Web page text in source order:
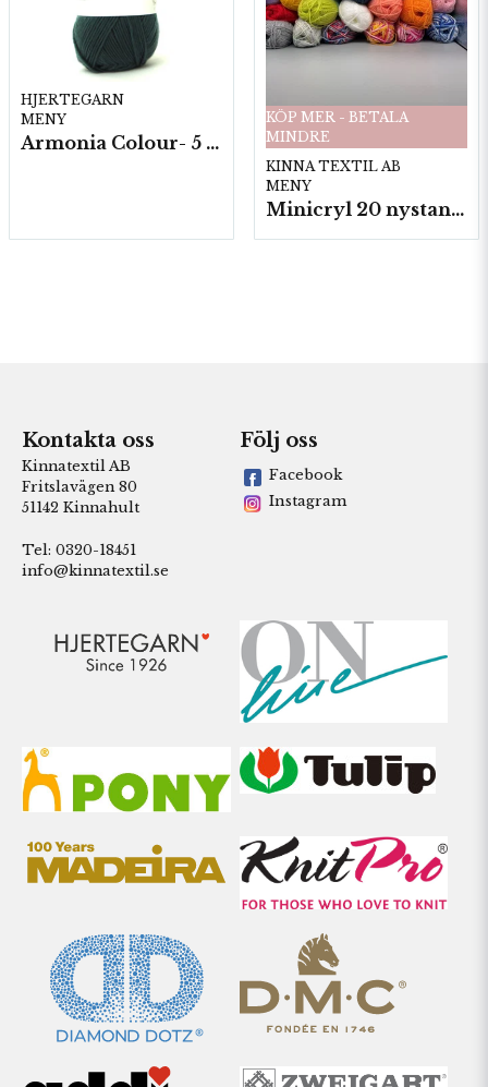
HJERTEGARN
MENY
Armonia Colour- 5 härv/fp. a100 g.
KÖP MER - BETALA
MINDRE
KINNA TEXTIL AB
MENY
Minicryl 20 nystan a25g./fp.
Kontakta oss
Kinnatextil AB
Fritslavägen 80
51142 Kinnahult
Tel: 0320-18451
info@kinnatextil.se
Följ oss
Facebook
Instagram